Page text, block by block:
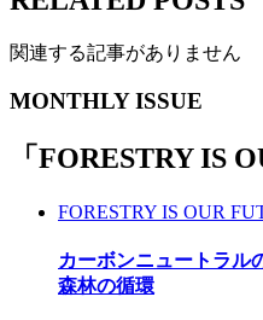
関連する記事がありません
MONTHLY ISSUE
「 FORESTRY IS
FORESTRY IS OUR
カーボンニュートラル
森林の循環